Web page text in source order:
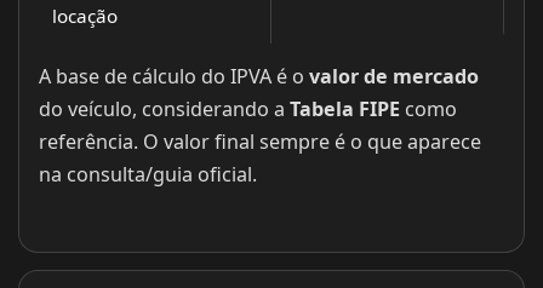
locação
A base de cálculo do IPVA é o valor de mercado
do veículo, considerando a Tabela FIPE como
referência. O valor final sempre é o que aparece
na consulta/guia oficial.